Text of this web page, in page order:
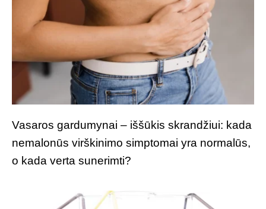
Vasaros gardumynai – iššūkis skrandžiui: kada
nemalonūs virškinimo simptomai yra normalūs,
o kada verta sunerimti?